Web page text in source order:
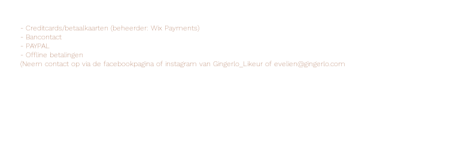
- Creditcards/betaalkaarten (beheerder: Wix Payments)
- Bancontact
- PAYPAL
- Offline betalingen
(Neem contact op via de facebookpagina of instagram van Gingerlo_Likeur of evelien@gingerlo.com